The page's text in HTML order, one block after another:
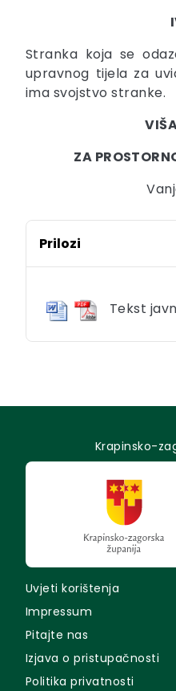
Stranka koja se
upravnog tijela za
ima svojstvo stranke.
ZA
Prilozi
Tekst
Krapinsko-
Uvjeti korištenja
Impressum
Pitajte nas
Izjava o pristupačnosti
Politika privatnosti